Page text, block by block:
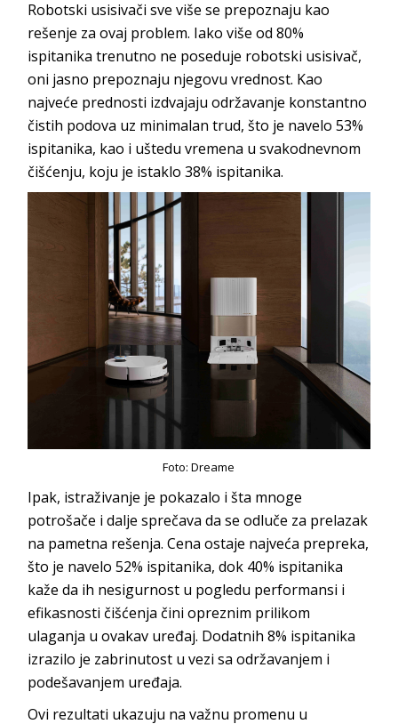
Robotski usisivači sve više se prepoznaju kao
rešenje za ovaj problem. Iako više od 80%
ispitanika trenutno ne poseduje robotski usisivač,
oni jasno prepoznaju njegovu vrednost. Kao
najveće prednosti izdvajaju održavanje konstantno
čistih podova uz minimalan trud, što je navelo 53%
ispitanika, kao i uštedu vremena u svakodnevnom
čišćenju, koju je istaklo 38% ispitanika.
Foto: Dreame
Ipak, istraživanje je pokazalo i šta mnoge
potrošače i dalje sprečava da se odluče za prelazak
na pametna rešenja. Cena ostaje najveća prepreka,
što je navelo 52% ispitanika, dok 40% ispitanika
kaže da ih nesigurnost u pogledu performansi i
efikasnosti čišćenja čini opreznim prilikom
ulaganja u ovakav uređaj. Dodatnih 8% ispitanika
izrazilo je zabrinutost u vezi sa održavanjem i
podešavanjem uređaja.
Ovi rezultati ukazuju na važnu promenu u